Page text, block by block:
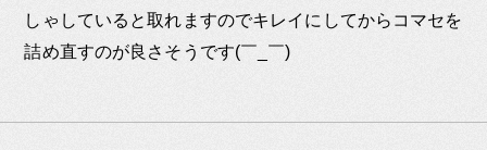
しゃしていると取れますのでキレイにしてからコマセを
詰め直すのが良さそうです(￣_￣)